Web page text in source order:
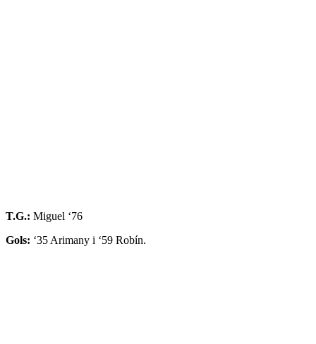
T.G.: Miguel ‘76
Gols: ‘35 Arimany i ‘59 Robín.